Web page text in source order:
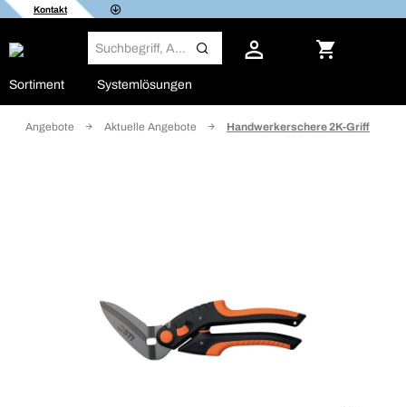
Kontakt
Sortiment Systemlösungen
Angebote Aktuelle Angebote Handwerkerschere 2K-Griff